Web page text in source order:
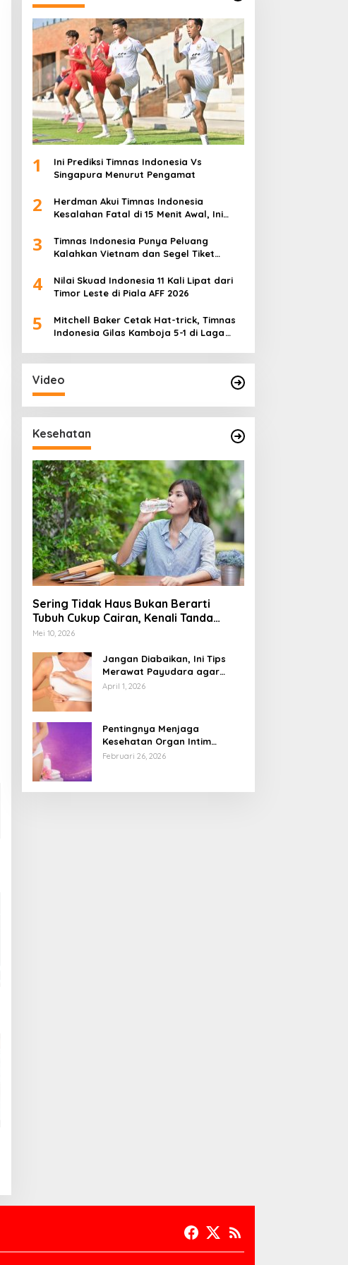
1
Ini Prediksi Timnas Indonesia Vs
Singapura Menurut Pengamat
2
Herdman Akui Timnas Indonesia
Kesalahan Fatal di 15 Menit Awal, Ini
3
Timnas Indonesia Punya Peluang
Kalahkan Vietnam dan Segel Tiket
4
Nilai Skuad Indonesia 11 Kali Lipat dari
Timor Leste di Piala AFF 2026
5
Mitchell Baker Cetak Hat-trick, Timnas
Indonesia Gilas Kamboja 5-1 di Laga
Video
Kesehatan
Sering Tidak Haus Bukan Berarti
Tubuh Cukup Cairan, Kenali Tanda
Dehidrasi Ringan
Mei 10, 2026
Jangan Diabaikan, Ini Tips
Merawat Payudara agar
Tetap Sehat dan Terhindar
April 1, 2026
Pentingnya Menjaga
Kesehatan Organ Intim
Wanita, Ini 3 Cara Perawatan
Februari 26, 2026